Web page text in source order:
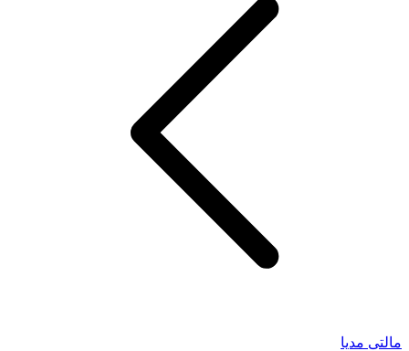
مالتی مدیا